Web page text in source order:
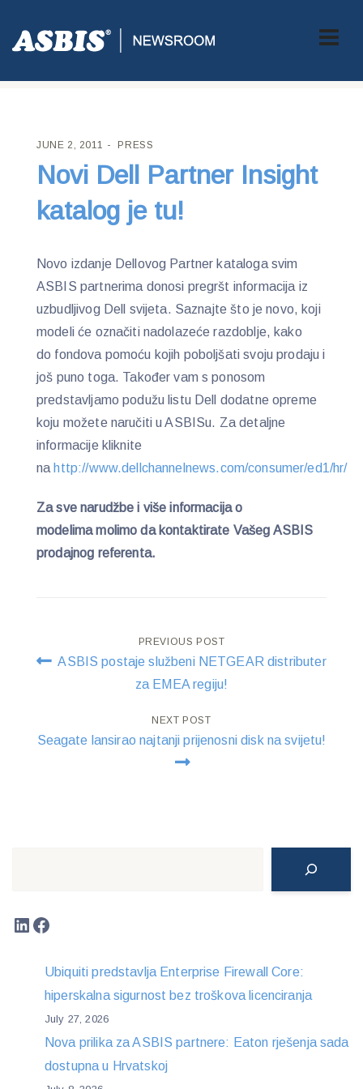
ASBIS CROATIA PRESS> NOVI DELL PARTNER INSIGHT
JUNE 2, 2011 PRESS
Novi Dell Partner Insight
katalog je tu!
Novo izdanje Dellovog Partner kataloga svim
ASBIS partnerima donosi pregršt informacija iz
uzbudljivog Dell svijeta. Saznajte što je novo, koji
modeli će označiti nadolazeće razdoblje, kako
do fondova pomoću kojih poboljšati svoju prodaju i
još puno toga. Također vam s ponosom
predstavljamo podužu listu Dell dodatne opreme
koju možete naručiti u ASBISu. Za detaljne
informacije kliknite
na http://www.dellchannelnews.com/consumer/ed1/hr/
Za sve narudžbe i više informacija o
modelima molimo da kontaktirate Vašeg ASBIS
prodajnog referenta.
Post
navigation
PREVIOUS POST
ASBIS postaje službeni NETGEAR distributer
za EMEA regiju!
NEXT POST
Seagate lansirao najtanji prijenosni disk na svijetu!
LinkedIn
Facebook
Ubiquiti predstavlja Enterprise Firewall Core:
hiperskalna sigurnost bez troškova licenciranja
July 27, 2026
Nova prilika za ASBIS partnere: Eaton rješenja sada
dostupna u Hrvatskoj